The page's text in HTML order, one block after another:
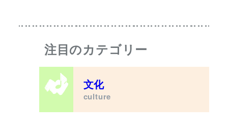
注目のカテゴリー
文化
culture